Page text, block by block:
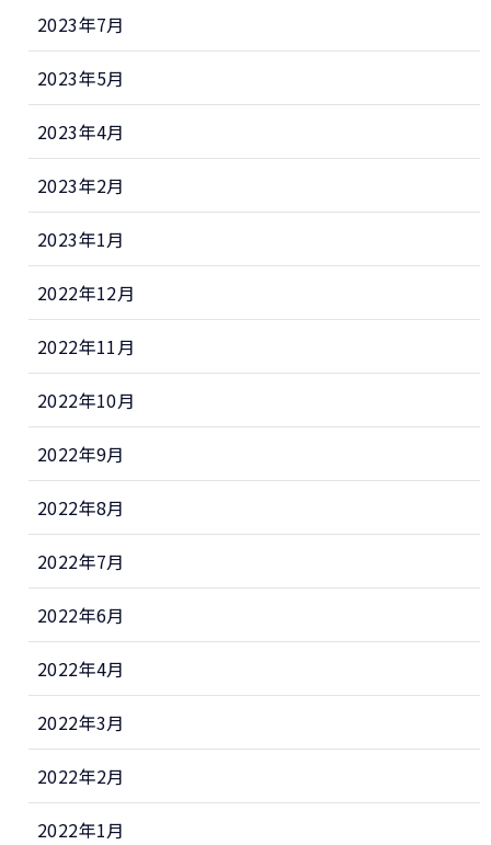
2023年7月
2023年5月
2023年4月
2023年2月
2023年1月
2022年12月
2022年11月
2022年10月
2022年9月
2022年8月
2022年7月
2022年6月
2022年4月
2022年3月
2022年2月
2022年1月